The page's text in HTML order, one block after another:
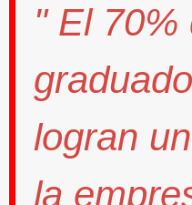
" El 70%
logran
la